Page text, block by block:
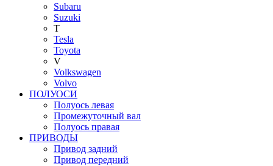
Subaru
Suzuki
T
Tesla
Toyota
V
Volkswagen
Volvo
ПОЛУОСИ
Полуось левая
Промежуточный вал
Полуось правая
ПРИВОДЫ
Привод задний
Привод передний